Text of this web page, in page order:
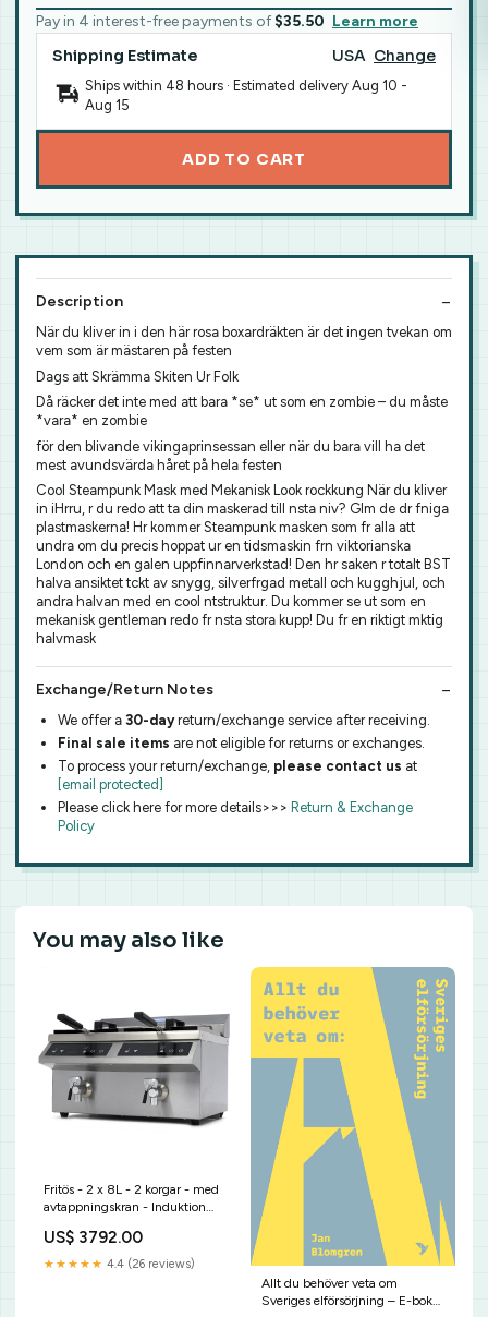
Pay in 4 interest-free payments of $35.50 Learn more
Shipping Estimate USA Change
Ships within 48 hours · Estimated delivery Aug 10 -
Aug 15
ADD TO CART
Description
När du kliver in i den här rosa boxardräkten är det ingen tvekan om
vem som är mästaren på festen
Dags att Skrämma Skiten Ur Folk
Då räcker det inte med att bara *se* ut som en zombie – du måste
*vara* en zombie
för den blivande vikingaprinsessan eller när du bara vill ha det
mest avundsvärda håret på hela festen
Cool Steampunk Mask med Mekanisk Look rockkung När du kliver
in iHrru, r du redo att ta din maskerad till nsta niv? Glm de dr fniga
plastmaskerna! Hr kommer Steampunk masken som fr alla att
undra om du precis hoppat ur en tidsmaskin frn viktorianska
London och en galen uppfinnarverkstad! Den hr saken r totalt BST
halva ansiktet tckt av snygg, silverfrgad metall och kugghjul, och
andra halvan med en cool ntstruktur. Du kommer se ut som en
mekanisk gentleman redo fr nsta stora kupp! Du fr en riktigt mktig
halvmask
Exchange/Return Notes
We offer a 30-dayreturn/exchange service after receiving.
Final sale items are not eligible for returns or exchanges.
To process your return/exchange, please contact us at
[email protected]
Please click here for more details>>> Return & Exchange
Policy
You may also like
Fritös - 2 x 8L - 2 korgar - med
avtappningskran - Induktion
US$ 3792.00
★★★★★ 4.4 (26 reviews)
Allt du behöver veta om
Sveriges elförsörjning – E-bok